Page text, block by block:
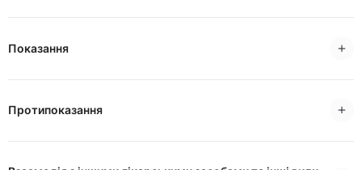
Показання
Протипоказання